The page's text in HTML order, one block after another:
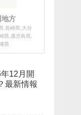
地方
,長崎県,大分
県,鹿児島県,
県
12月開
最新情報